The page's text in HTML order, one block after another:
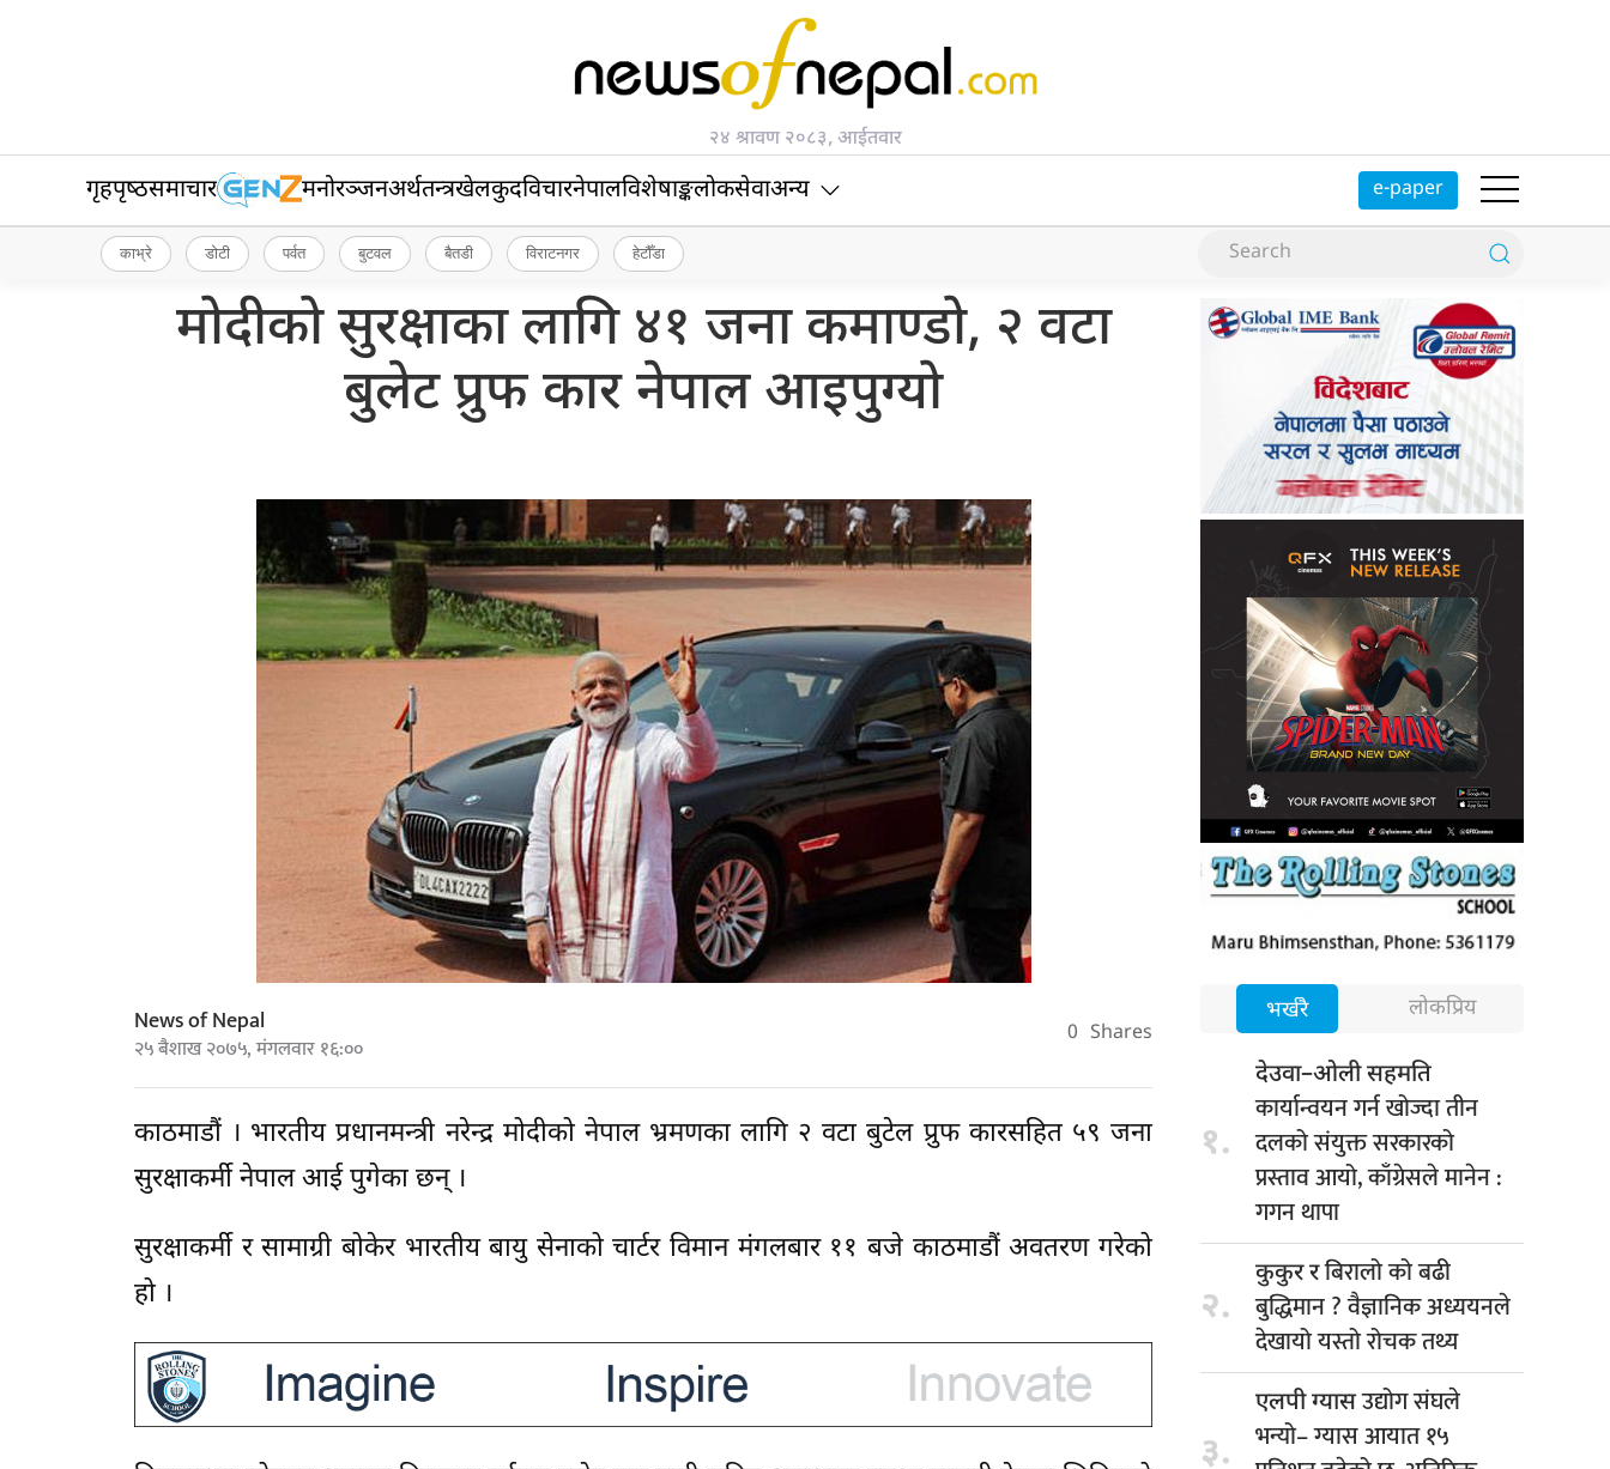
२४ श्रावण २०८३, आईतवार
गृहपृष्‍ठसमाचार मनोरञ्जनअर्थतन्त्रखेलकुदविचारनेपालविशेषाङ्कलोकसेवाअन्य e-paper
काभ्रे डोटी पर्वत बुटवल बैतडी विराटनगर हेटौँडा
मोदीको सुरक्षाका लागि ४१ जना कमाण्डो, २ वटा
बुलेट प्रुफ कार नेपाल आइपुग्यो
News of Nepal
२५ बैशाख २०७५, मंगलवार १६:०० 0 Shares
काठमाडौं । भारतीय प्रधानमन्त्री नरेन्द्र मोदीको नेपाल भ्रमणका लागि २ वटा बुटेल प्रुफ कारसहित ५९ जना
सुरक्षाकर्मी नेपाल आई पुगेका छन् ।
सुरक्षाकर्मी र सामाग्री बोकेर भारतीय बायु सेनाको चार्टर विमान मंगलबार ११ बजे काठमाडौं अवतरण गरेको
हो ।
भर्खरै लोकप्रिय
१.
देउवा–ओली सहमति
कार्यान्वयन गर्न खोज्दा तीन
दलको संयुक्त सरकारको
प्रस्ताव आयो, काँग्रेसले मानेन :
गगन थापा
२.
कुकुर रबिरालो को बढी
बुद्धिमान ? वैज्ञानिक अध्ययनले
देखायो यस्तो रोचक तथ्य
३.
एलपी ग्यासउद्योग संघले
भन्यो– ग्यास आयात १५